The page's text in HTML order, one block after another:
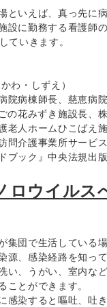
といえば、真っ先に
設に勤務する看護師
ていきます。
わ・しずえ）
院病棟師長、慈恵病
の花みずき施設長、
老人ホームひこばえ
問介護事業所サービ
ブック』中央法規出
ウイルス
団で生活している
、感染経路を知って
い、うがい、室内な
ことができます。
染すると嘔吐、吐き